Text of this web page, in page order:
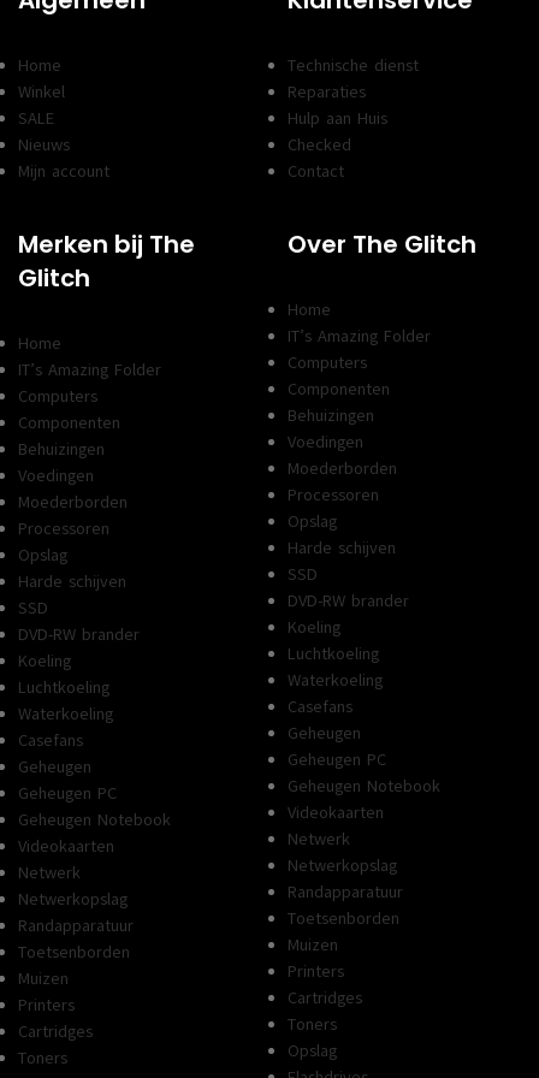
Home
Winkel
SALE
Nieuws
Mijn account
Technische dienst
Reparaties
Hulp aan Huis
Checked
Contact
Merken bij The
Glitch
Home
IT’s Amazing Folder
Computers
Componenten
Behuizingen
Voedingen
Moederborden
Processoren
Opslag
Harde schijven
SSD
DVD-RW brander
Koeling
Luchtkoeling
Waterkoeling
Casefans
Geheugen
Geheugen PC
Geheugen Notebook
Videokaarten
Netwerk
Netwerkopslag
Randapparatuur
Toetsenborden
Muizen
Printers
Cartridges
Toners
Over The Glitch
Home
IT’s Amazing Folder
Computers
Componenten
Behuizingen
Voedingen
Moederborden
Processoren
Opslag
Harde schijven
SSD
DVD-RW brander
Koeling
Luchtkoeling
Waterkoeling
Casefans
Geheugen
Geheugen PC
Geheugen Notebook
Videokaarten
Netwerk
Netwerkopslag
Randapparatuur
Toetsenborden
Muizen
Printers
Cartridges
Toners
Opslag